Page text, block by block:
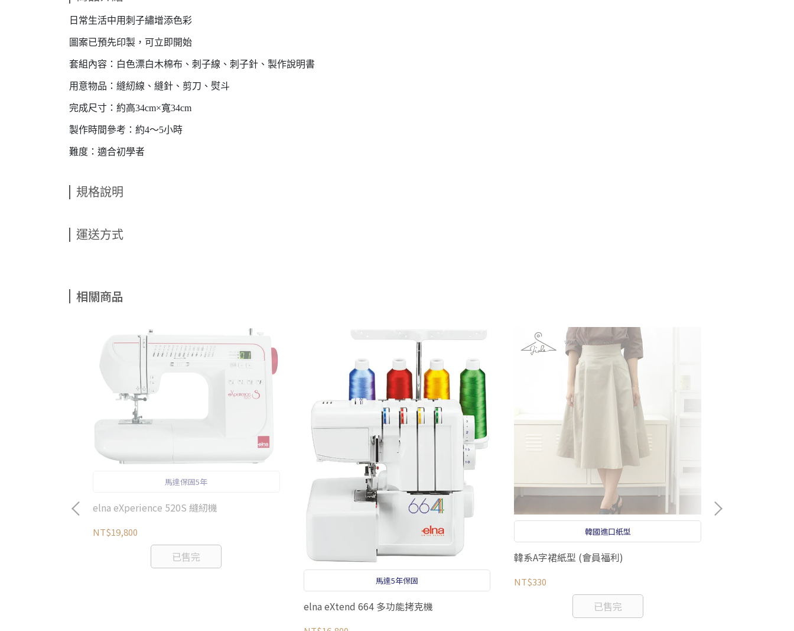
日常生活中用刺子繡增添色彩
圖案已預先印製，可立即開始
套組內容：白色漂白木棉布、刺子線、刺子針、製作說明書
用意物品：縫紉線、縫針、剪刀、熨斗
完成尺寸：約高34cm×寬34cm
製作時間參考：約4～5小時
難度：適合初學者
規格說明
運送方式
相關商品
馬達保固5年
elna eXperience 520S 縫紉機
NT$19,800
已售完
馬達5年保固
elna eXtend 664 多功能拷克機
韓國進口紙型
韓系A字裙紙型 (會員福利)
NT$330
已售完